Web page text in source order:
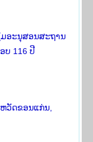
ອະນຸສອນສະຖານ
ບ 116 ປີ
ວັດຂອນແກ່ນ,